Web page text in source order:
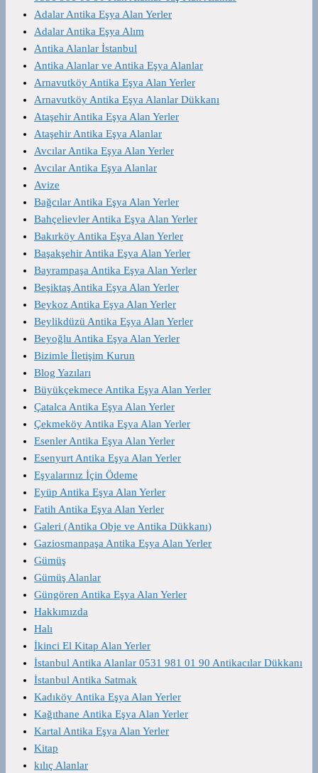
Adalar Antika Eşya Alan Yerler
Adalar Antika Eşya Alım
Antika Alanlar İstanbul
Antika Alanlar ve Antika Eşya Alanlar
Arnavutköy Antika Eşya Alan Yerler
Arnavutköy Antika Eşya Alanlar Dükkanı
Ataşehir Antika Eşya Alan Yerler
Ataşehir Antika Eşya Alanlar
Avcılar Antika Eşya Alan Yerler
Avcılar Antika Eşya Alanlar
Avize
Bağcılar Antika Eşya Alan Yerler
Bahçelievler Antika Eşya Alan Yerler
Bakırköy Antika Eşya Alan Yerler
Başakşehir Antika Eşya Alan Yerler
Bayrampaşa Antika Eşya Alan Yerler
Beşiktaş Antika Eşya Alan Yerler
Beykoz Antika Eşya Alan Yerler
Beylikdüzü Antika Eşya Alan Yerler
Beyoğlu Antika Eşya Alan Yerler
Bizimle İletişim Kurun
Blog Yazıları
Büyükçekmece Antika Eşya Alan Yerler
Çatalca Antika Eşya Alan Yerler
Çekmeköy Antika Eşya Alan Yerler
Esenler Antika Eşya Alan Yerler
Esenyurt Antika Eşya Alan Yerler
Eşyalarınız İçin Ödeme
Eyüp Antika Eşya Alan Yerler
Fatih Antika Eşya Alan Yerler
Galeri (Antika Obje ve Antika Dükkanı)
Gaziosmanpaşa Antika Eşya Alan Yerler
Gümüş
Gümüş Alanlar
Güngören Antika Eşya Alan Yerler
Hakkımızda
Halı
İkinci El Kitap Alan Yerler
İstanbul Antika Alanlar 0531 981 01 90 Antikacılar Dükkanı
İstanbul Antika Satmak
Kadıköy Antika Eşya Alan Yerler
Kağıthane Antika Eşya Alan Yerler
Kartal Antika Eşya Alan Yerler
Kitap
kılıç Alanlar